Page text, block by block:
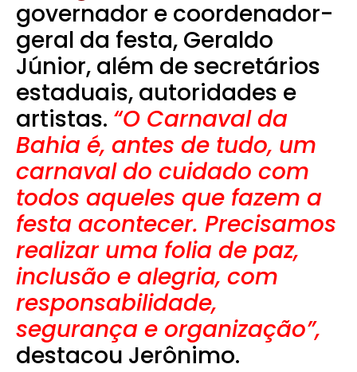
governador e coordenador-
geral da festa, Geraldo
Júnior, além de secretários
estaduais, autoridades e
artistas. “O Carnaval da
Bahia é, antes de tudo, um
carnaval do cuidado com
todos aqueles que fazem a
festa acontecer. Precisamos
realizar uma folia de paz,
inclusão e alegria, com
responsabilidade,
segurança e organização”,
destacou Jerônimo.